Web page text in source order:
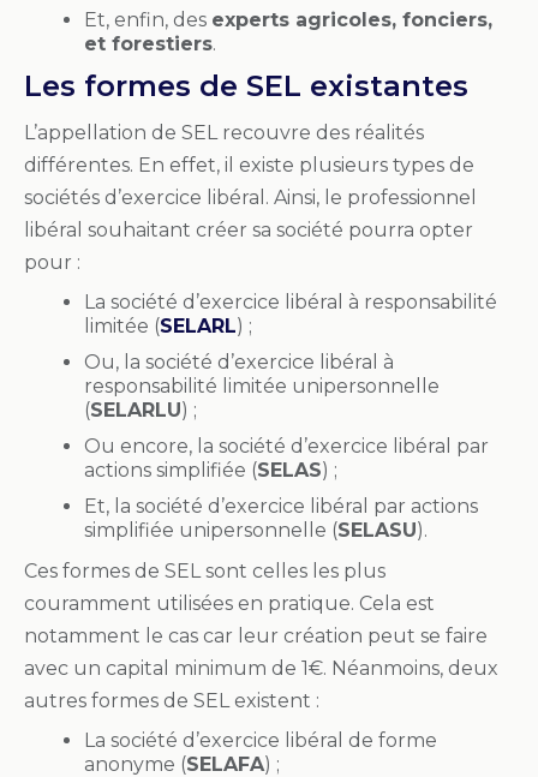
Et, enfin, des experts agricoles, fonciers,
et forestiers.
Les formes de SEL existantes
L’appellation de SEL recouvre des réalités
différentes. En effet, il existe plusieurs types de
sociétés d’exercice libéral. Ainsi, le professionnel
libéral souhaitant créer sa société pourra opter
pour :
La société d’exercice libéral à responsabilité
limitée (SELARL) ;
Ou, la société d’exercice libéral à
responsabilité limitée unipersonnelle
(SELARLU) ;
Ou encore, la société d’exercice libéral par
actions simplifiée (SELAS) ;
Et, la société d’exercice libéral par actions
simplifiée unipersonnelle (SELASU).
Ces formes de SEL sont celles les plus
couramment utilisées en pratique. Cela est
notamment le cas car leur création peut se faire
avec un capital minimum de 1€. Néanmoins, deux
autres formes de SEL existent :
La société d’exercice libéral de forme
anonyme (SELAFA) ;